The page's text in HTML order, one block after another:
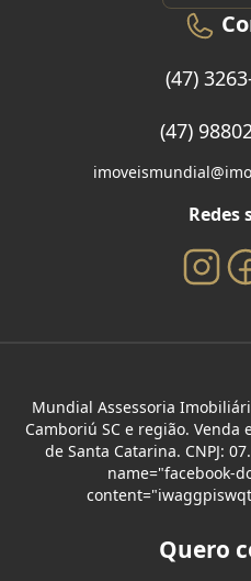
(47)
(47)
Redes
Mundial Assessoria
Camboriú SC e região.
de Santa Catarina. CNPJ:
name="facebook-
Quero